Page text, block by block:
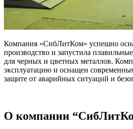
Компания «СибЛитКом» успешно
производство и запустила
для черных и цветных металлов.
эксплуатацию и оснащен
защите от аварийных ситуаций и
О компании